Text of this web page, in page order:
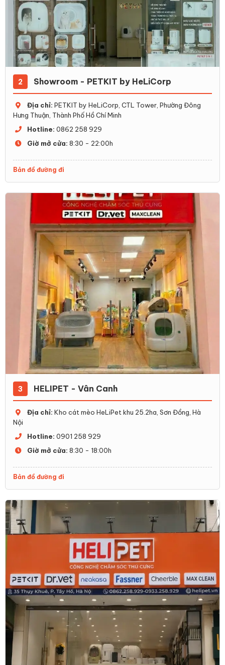
2 Showroom - PETKIT by HeLiCorp
Địa chỉ: PETKIT by HeLiCorp, CTL Tower, Phường Đông
Hưng Thuận, Thành Phố Hồ Chí Minh
Hotline: 0862 258 929
Giờ mở cửa: 8:30 - 22:00h
Bản đồ đường đi
3 HELIPET - Vân Canh
Địa chỉ: Kho cát mèo HeLiPet khu 25.2ha, Sơn Đồng, Hà
Nội
Hotline: 0901 258 929
Giờ mở cửa: 8:30 - 18:00h
Bản đồ đường đi